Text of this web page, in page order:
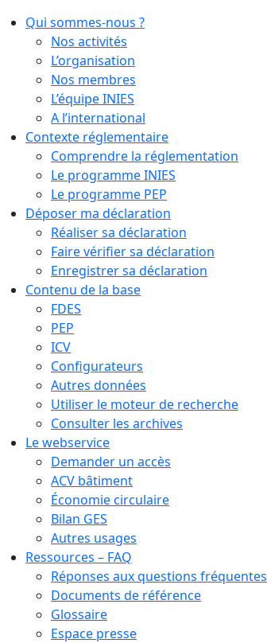
Qui sommes-nous ?
Nos activités
L’organisation
Nos membres
L’équipe INIES
A l’international
Contexte réglementaire
Comprendre la réglementation
Le programme INIES
Le programme PEP
Déposer ma déclaration
Réaliser sa déclaration
Faire vérifier sa déclaration
Enregistrer sa déclaration
Contenu de la base
FDES
PEP
ICV
Configurateurs
Autres données
Utiliser le moteur de recherche
Consulter les archives
Le webservice
Demander un accès
ACV bâtiment
Économie circulaire
Bilan GES
Autres usages
Ressources – FAQ
Réponses aux questions fréquentes
Documents de référence
Glossaire
Espace presse